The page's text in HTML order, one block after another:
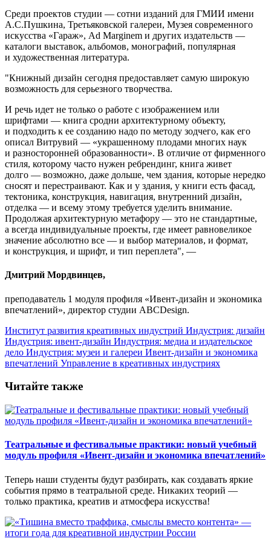
Среди проектов студии — сотни изданий для ГМИИ имени
А.С.Пушкина, Третьяковской галереи, Музея современного
искусства «Гараж», Ad Marginem и других издательств —
каталоги выставок, альбомов, монографий, популярная
и художественная литература.
"Книжный дизайн сегодня предоставляет самую широкую
возможность для серьезного творчества.
И речь идет не только о работе с изображением или
шрифтами — книга сродни архитектурному объекту,
и подходить к ее созданию надо по методу зодчего, как его
описал Витрувий — «украшенному плодами многих наук
и разносторонней образованности». В отличие от фирменного
стиля, которому часто нужен ребрендинг, книга живет
долго — возможно, даже дольше, чем здания, которые нередко
сносят и перестраивают. Как и у здания, у книги есть фасад,
тектоника, конструкция, навигация, внутренний дизайн,
отделка — и всему этому требуется уделить внимание.
Продолжая архитектурную метафору — это не стандартные,
а всегда индивидуальные проекты, где имеет равновеликое
значение абсолютно все — и выбор материалов, и формат,
и конструкция, и шрифт, и тип переплета", —
Дмитрий Мордвинцев,
преподаватель 1 модуля профиля «Ивент-дизайн и экономика
впечатлений», директор студии ABCDesign.
Институт развития креативных индустрий Индустрия: дизайн
Индустрия: ивент-дизайн Индустрия: медиа и издательское
дело Индустрия: музеи и галереи Ивент-дизайн и экономика
впечатлений Управление в креативных индустриях
Читайте также
Театральные и фестивальные практики: новый учебный
модуль профиля «Ивент-дизайн и экономика впечатлений»
Теперь наши студенты будут разбирать, как создавать яркие
события прямо в театральной среде. Никаких теорий —
только практика, креатив и атмосфера искусства!